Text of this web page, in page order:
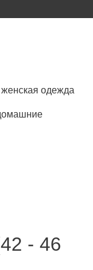
одежда
- 46